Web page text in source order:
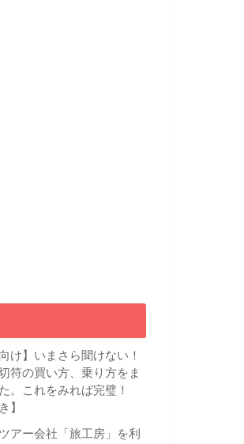
け】いまさら聞けない！
符の買い方、乗り方をま
。これをみれば完璧！
】
アー会社「旅工房」を利